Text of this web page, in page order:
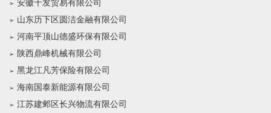
安徽千发贸易有限公司
山东历下区圆洁金融有限公司
河南平顶山德盛环保有限公司
陕西鼎峰机械有限公司
黑龙江凡芳保险有限公司
海南国泰新能源有限公司
江苏建邺区长兴物流有限公司